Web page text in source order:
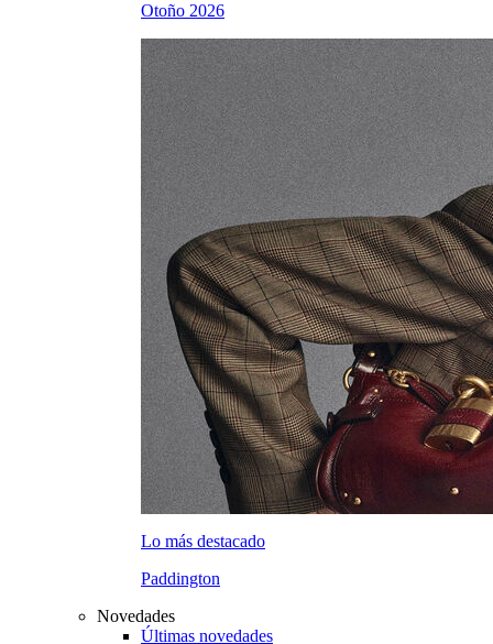
Otoño 2026
Lo más destacado
Paddington
Novedades
Últimas novedades